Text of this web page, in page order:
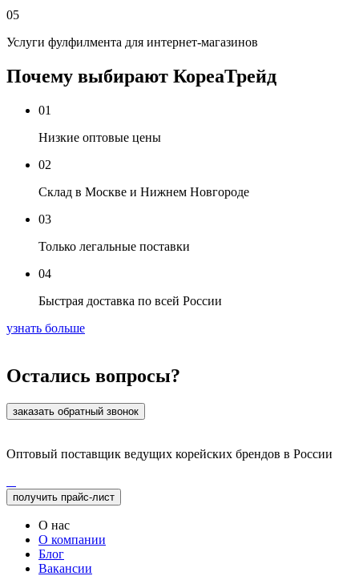
05
Услуги фулфилмента для интернет-магазинов
Почему выбирают КореаТрейд
01
Низкие оптовые цены
02
Склад в Москве и Нижнем Новгороде
03
Только легальные поставки
04
Быстрая доставка по всей России
узнать больше
Остались вопросы?
заказать обратный звонок
Оптовый поставщик ведущих корейских брендов в России
получить прайс-лист
О нас
О компании
Блог
Вакансии